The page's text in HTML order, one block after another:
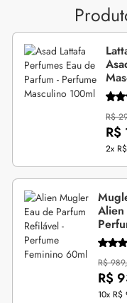
R$
R$
2x
Alien
R$
R$
10x R$